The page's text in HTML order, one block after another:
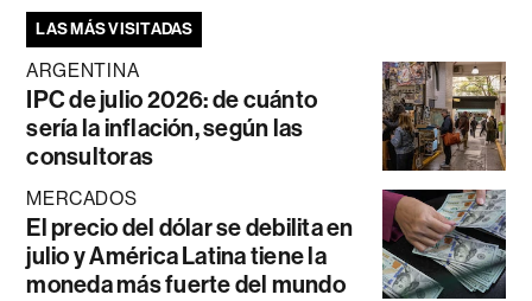
LAS MÁS VISITADAS
ARGENTINA
IPC de julio 2026: de cuánto
sería la inflación, según las
consultoras
MERCADOS
El precio del dólar se debilita en
julio y América Latina tiene la
moneda más fuerte del mundo